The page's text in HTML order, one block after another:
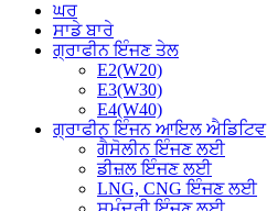
ਘਰ
ਸਾਡੇ ਬਾਰੇ
ਗ੍ਰਾਫੀਨ ਇੰਜਣ ਤੇਲ
E2(W20)
E3(W30)
E4(W40)
ਗ੍ਰਾਫੀਨ ਇੰਜਨ ਆਇਲ ਐਡਿਟਿਵ
ਗੈਸੋਲੀਨ ਇੰਜਣ ਲਈ
ਡੀਜ਼ਲ ਇੰਜਣ ਲਈ
LNG, CNG ਇੰਜਣ ਲਈ